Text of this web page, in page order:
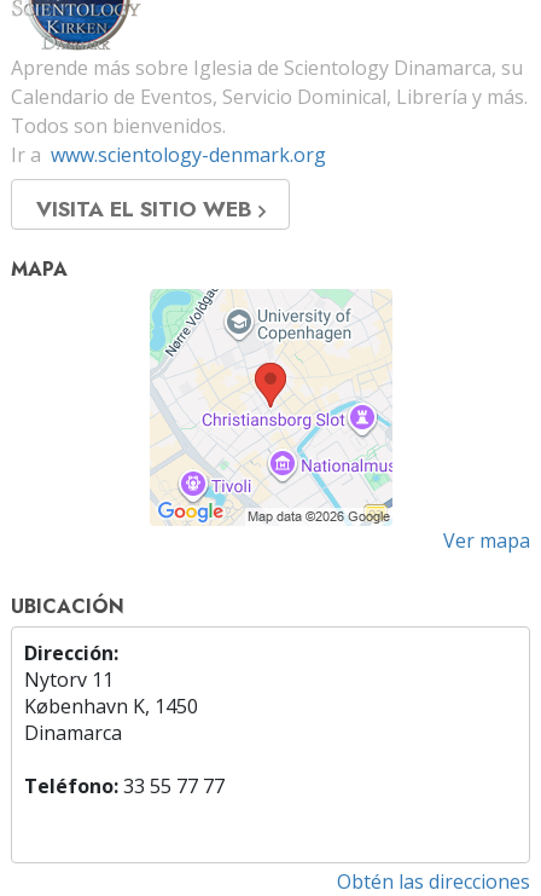
Aprende más sobre Iglesia de Scientology Dinamarca, su
Calendario de Eventos, Servicio Dominical, Librería y más.
Todos son bienvenidos.
Ir a www.scientology-denmark.org
VISITA EL SITIO WEB
MAPA
Ver mapa
UBICACIÓN
Dirección:
Nytorv 11
København K, 1450
Dinamarca
Teléfono:33 55 77 77
Obtén las direcciones